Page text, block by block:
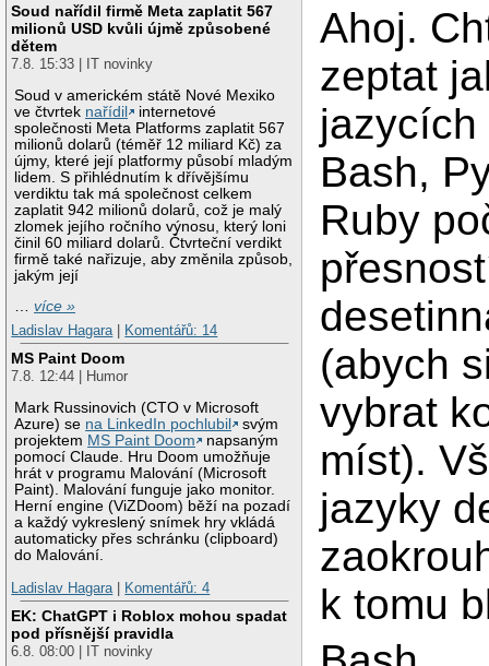
Soud nařídil firmě Meta zaplatit 567
milionů USD kvůli újmě způsobené
dětem
7.8. 15:33 | IT novinky
Soud v americkém státě Nové Mexiko
ve čtvrtek nařídil
internetové
společnosti Meta Platforms zaplatit 567
milionů dolarů (téměř 12 miliard Kč) za
újmy, které její platformy působí mladým
lidem. S přihlédnutím k dřívějšímu
verdiktu tak má společnost celkem
zaplatit 942 milionů dolarů, což je malý
zlomek jejího ročního výnosu, který loni
činil 60 miliard dolarů. Čtvrteční verdikt
firmě také nařizuje, aby změnila způsob,
jakým její
…více »
Ladislav Hagara
Komentářů: 14
MS Paint Doom
7.8. 12:44 | Humor
Mark Russinovich (CTO v Microsoft
Azure) se na LinkedIn pochlubil
svým
projektem MS Paint Doom
napsaným
pomocí Claude. Hru Doom umožňuje
hrát v programu Malování (Microsoft
Paint). Malování funguje jako monitor.
Herní engine (ViZDoom) běží na pozadí
a každý vykreslený snímek hry vkládá
automaticky přes schránku (clipboard)
do Malování.
Ladislav Hagara | Komentářů: 4
EK: ChatGPT i Roblox mohou spadat
pod přísnější pravidla
6.8. 08:00 | IT novinky
Ahoj.
zeptat
jazycích
Bash,
Ruby
(abych
vybrat
míst).
jazyky
k tomu